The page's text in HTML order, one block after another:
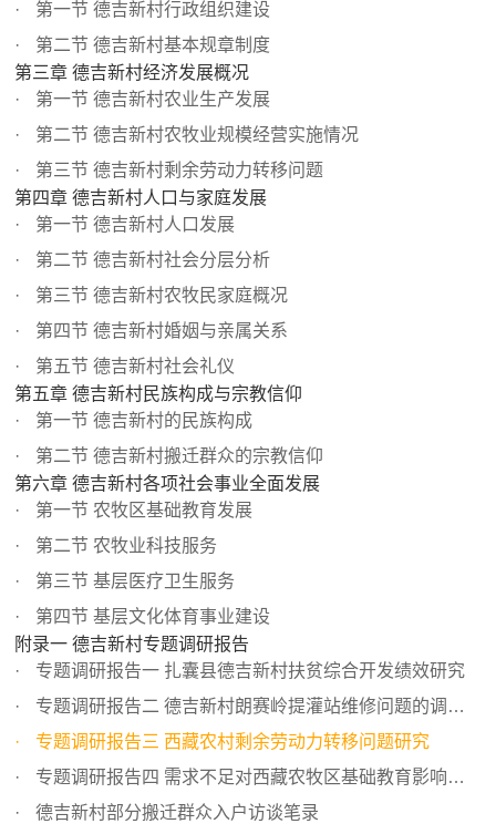
第一节 德吉新村行政组织建设
第二节 德吉新村基本规章制度
第三章 德吉新村经济发展概况
第一节 德吉新村农业生产发展
第二节 德吉新村农牧业规模经营实施情况
第三节 德吉新村剩余劳动力转移问题
第四章 德吉新村人口与家庭发展
第一节 德吉新村人口发展
第二节 德吉新村社会分层分析
第三节 德吉新村农牧民家庭概况
第四节 德吉新村婚姻与亲属关系
第五节 德吉新村社会礼仪
第五章 德吉新村民族构成与宗教信仰
第一节 德吉新村的民族构成
第二节 德吉新村搬迁群众的宗教信仰
第六章 德吉新村各项社会事业全面发展
第一节 农牧区基础教育发展
第二节 农牧业科技服务
第三节 基层医疗卫生服务
第四节 基层文化体育事业建设
附录一 德吉新村专题调研报告
专题调研报告一 扎囊县德吉新村扶贫综合开发绩效研究
专题调研报告二 德吉新村朗赛岭提灌站维修问题的调查分析
专题调研报告三 西藏农村剩余劳动力转移问题研究
专题调研报告四 需求不足对西藏农牧区基础教育影响的经济学...
德吉新村部分搬迁群众入户访谈笔录